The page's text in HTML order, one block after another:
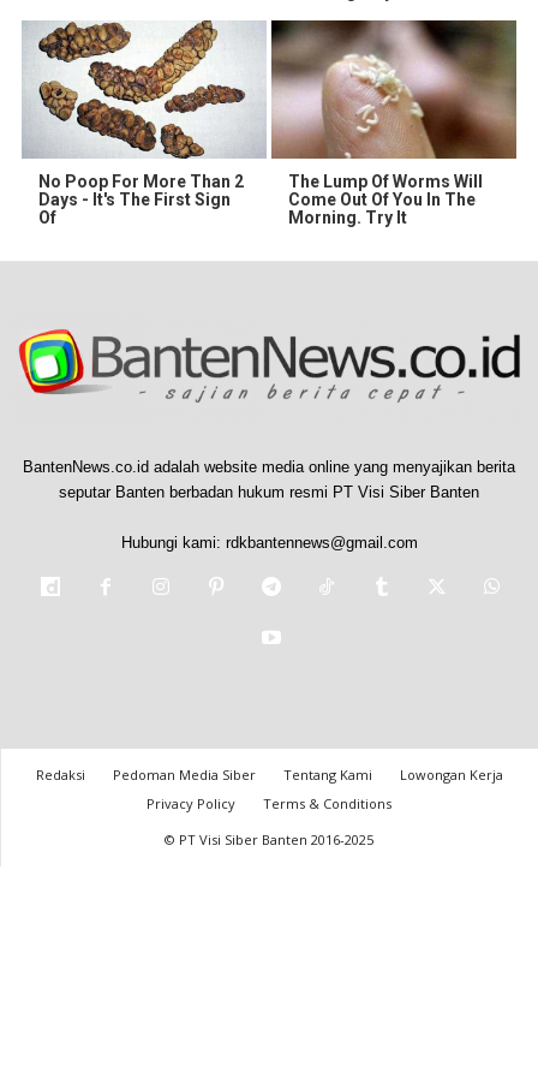
No Poop For More Than 2
Days - It's The First Sign
Of
The Lump Of Worms Will
Come Out Of You In The
Morning. Try It
BantenNews.co.id adalah website media online yang menyajikan berita
seputar Banten berbadan hukum resmi PT Visi Siber Banten
Hubungi kami: rdkbantennews@gmail.com
Redaksi Pedoman Media Siber Tentang Kami
Lowongan Kerja
Privacy Policy
Terms & Conditions
© PT Visi Siber Banten 2016-2025